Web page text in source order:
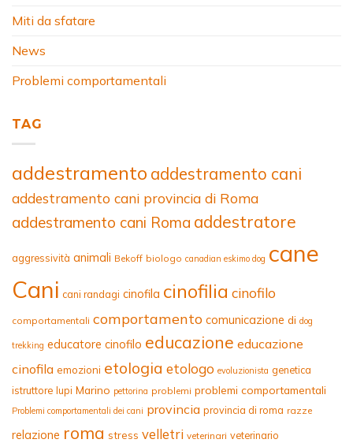
Miti da sfatare
News
Problemi comportamentali
TAG
addestramento addestramento cani
addestramento cani provincia di Roma
addestramento cani Roma addestratore
aggressività animali Bekoff biologo canadian eskimo dog cane
Cani cani randagi cinofila cinofilia cinofilo
comportamentali comportamento comunicazione di dog
trekking educatore cinofilo educazione educazione
cinofila emozioni etologia etologo evoluzionista genetica
istruttore lupi Marino pettorina problemi problemi comportamentali
Problemi comportamentali dei cani provincia provincia di roma razze
relazione roma stress velletri veterinari veterinario